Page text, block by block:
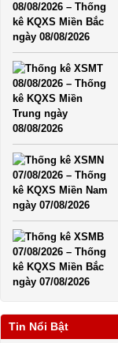
Tin Nổi Bật